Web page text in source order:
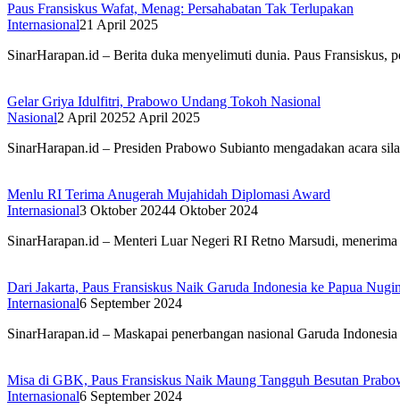
Paus Fransiskus Wafat, Menag: Persahabatan Tak Terlupakan
Internasional21 April 2025
SinarHarapan.id – Berita duka menyelimuti dunia. Paus
Gelar Griya Idulfitri, Prabowo Undang Tokoh Nasional
Nasional2 April 20252 April 2025
SinarHarapan.id – Presiden Prabowo Subianto mengadakan acara
Menlu RI Terima Anugerah Mujahidah Diplomasi Award
Internasional3 Oktober 20244 Oktober 2024
SinarHarapan.id – Menteri Luar Negeri RI Retno Marsudi,
Dari Jakarta, Paus Fransiskus Naik Garuda Indonesia ke Papua
Internasional6 September 2024
SinarHarapan.id – Maskapai penerbangan nasional Garuda
Misa di GBK, Paus Fransiskus Naik Maung Tangguh Besutan
Internasional6 September 2024